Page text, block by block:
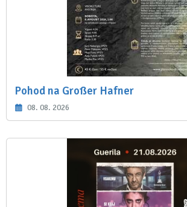
Pohod na Großer Hafner
08. 08. 2026